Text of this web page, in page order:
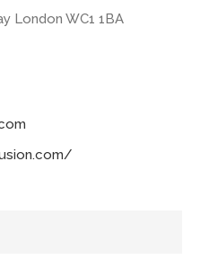
London WC1 1BA